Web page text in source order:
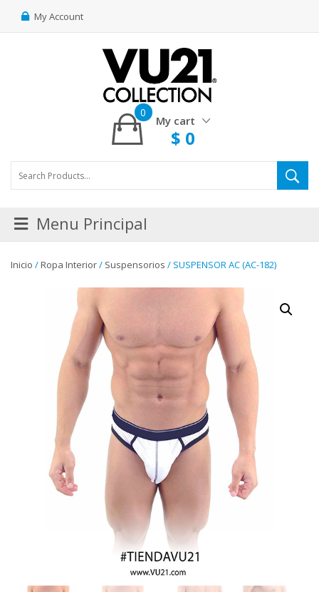
My Account
My cart
0
$ 0
Menu Principal
Inicio /Ropa Interior/ Suspensorios / SUSPENSOR AC (AC-182)